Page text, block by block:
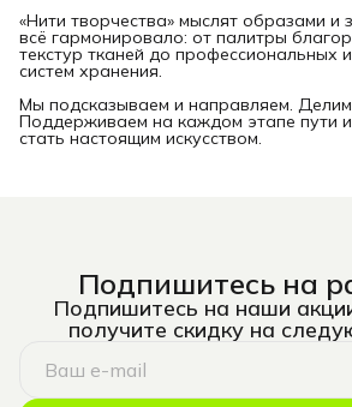
«Нити творчества» мыслят образами и
всё гармонировало: от палитры
текстур тканей до профессиональных
систем хранения.
Мы подсказываем и направляем.
Поддерживаем на каждом этапе пути
стать настоящим искусством.
Подпишитесь на
Подпишитесь на наши
получите скидку на